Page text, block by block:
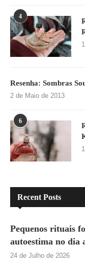
4
Resenha: Sombras
2 de Maio de 2013
6
Recent Posts
Pequenos rituais
autoestima no dia
24 de Julho de 2026